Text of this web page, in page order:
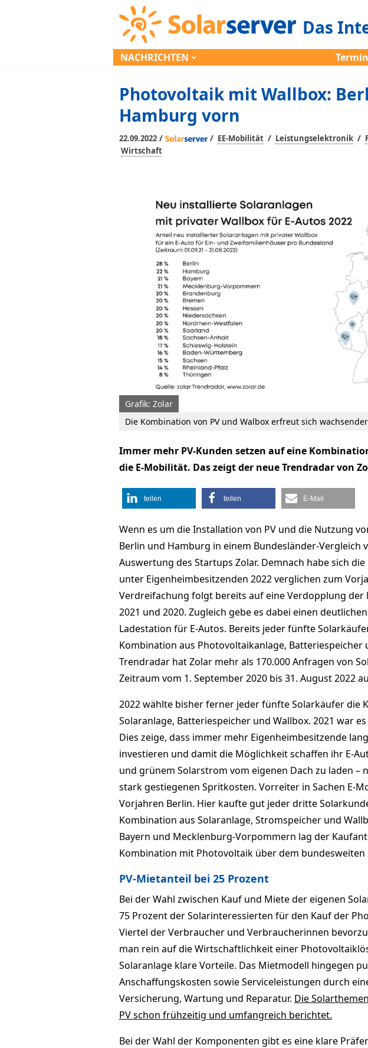
Das
NACHRICHTEN
Photovoltaik mit Wallbox:
Hamburg vorn
22.09.2022 / / EE-Mobilität / Leistungselektronik /
Wirtschaft
Grafik: Zolar
Die Kombination von PV und Walbox erfreut sich
Immer mehr PV-Kunden setzen auf eine
die E-Mobilität. Das zeigt der neue Trendradar von
teilen teilen E-Mail
Wenn es um die Installation von PV und die Nutzung
Berlin und Hamburg in einem Bundesländer-Vergleich
Auswertung des Startups Zolar. Demnach habe sich
unter Eigenheimbesitzenden 2022 verglichen zum
Verdreifachung folgt bereits auf eine Verdopplung der
2021 und 2020. Zugleich gebe es dabei einen
Ladestation für E-Autos. Bereits jeder fünfte
Kombination aus Photovoltaikanlage, Batteriespeicher
Trendradar hat Zolar mehr als 170.000 Anfragen von
Zeitraum vom 1. September 2020 bis 31. August 2022
2022 wählte bisher ferner jeder fünfte Solarkäufer die
Solaranlage, Batteriespeicher und Wallbox. 2021 war
Dies zeige, dass immer mehr Eigenheimbesitzende
investieren und damit die Möglichkeit schaffen ihr E-
und grünem Solarstrom vom eigenen Dach zu laden
stark gestiegenen Spritkosten. Vorreiter in Sachen E-
Vorjahren Berlin. Hier kaufte gut jeder dritte
Kombination aus Solaranlage, Stromspeicher und
Bayern und Mecklenburg-Vorpommern lag der
Kombination mit Photovoltaik über dem
PV-Mietanteil bei 25 Prozent
Bei der Wahl zwischen Kauf und Miete der eigenen
75 Prozent der Solarinteressierten für den Kauf der
Viertel der Verbraucher und Verbraucherinnen
man rein auf die Wirtschaftlichkeit einer
Solaranlage klare Vorteile. Das Mietmodell hingegen
Anschaffungskosten sowie Serviceleistungen durch
Versicherung, Wartung und Reparatur. Die
PV schon frühzeitig und umfangreich berichtet.
Bei der Wahl der Komponenten gibt es eine klare